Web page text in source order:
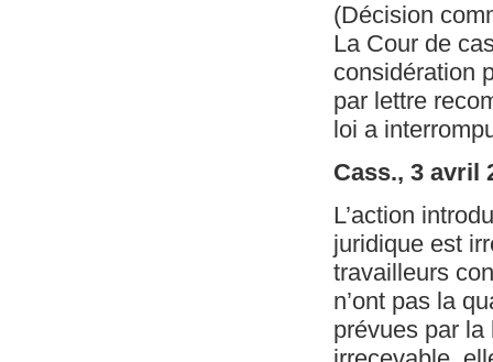
(Décision
La Cour de
considération
par lettre
loi a
Cass., 3 avril
L’action
juridique est
travailleurs
n’ont pas la
prévues par